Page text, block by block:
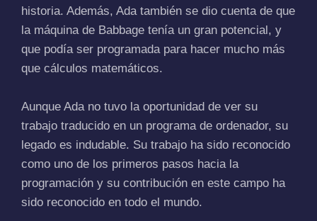
historia. Además, Ada también se dio cuenta de que
la máquina de Babbage tenía un gran potencial, y
que podía ser programada para hacer mucho más
que cálculos matemáticos.
Aunque Ada no tuvo la oportunidad de ver su
trabajo traducido en un programa de ordenador, su
legado es indudable. Su trabajo ha sido reconocido
como uno de los primeros pasos hacia la
programación y su contribución en este campo ha
sido reconocido en todo el mundo.